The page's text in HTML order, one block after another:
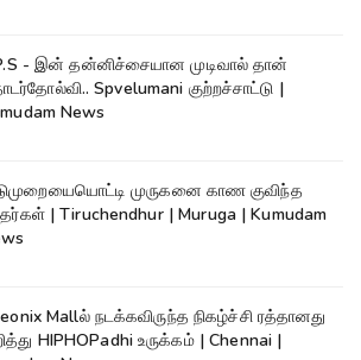
- இன் தன்னிச்சையான முடிவால் தான்
Spvelumani குற்றச்சாட்டு |
News
முருகனை காண குவிந்த
| Tiruchendhur | Muruga | Kumudam
Mallல் நடக்கவிருந்த நிகழ்ச்சி ரத்தானது
HIPHOPadhi உருக்கம் | Chennai |